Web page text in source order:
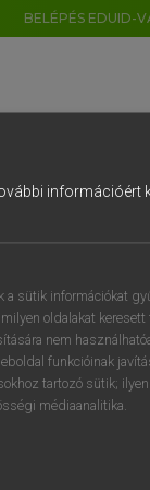
BELÉPÉS EDUID-
információért
sütik információkat
oldalakat keresett
nem
funkcióinak
tartozó sütik;
médiaanalitika.
8 9
u i
k l é
m , .